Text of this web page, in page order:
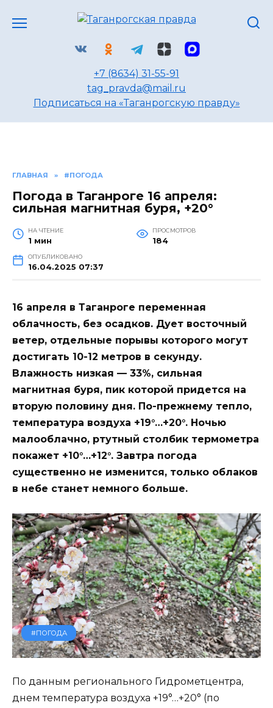
+7 (8634) 31-55-91
tag_pravda@mail.ru
Подписаться на «Таганрогскую правду»
ГЛАВНАЯ » #ПОГОДА
Погода в Таганроге 16 апреля:
сильная магнитная буря, +20°
НА ЧТЕНИЕ
1 мин
ПРОСМОТРОВ
184
ОПУБЛИКОВАНО
16.04.2025 07:37
16 апреля в Таганроге переменная
облачность, без осадков. Дует восточный
ветер, отдельные порывы которого могут
достигать 10-12 метров в секунду.
Влажность низкая — 33%, сильная
магнитная буря, пик которой придется на
вторую половину дня. По-прежнему тепло,
температура воздуха +19°…+20°. Ночью
малооблачно, ртутный столбик термометра
покажет +10°…+12°. Завтра погода
существенно не изменится, только облаков
в небе станет немного больше.
#ПОГОДА
По данным регионального Гидрометцентра,
днем температура воздуха +19°…+20° (по